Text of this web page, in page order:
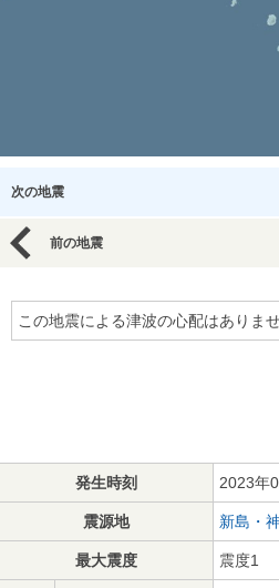
次の地震
前の地震
この地震による津波の心配はありませ
発生時刻 2023年
震源地 新島・
最大震度 震度1